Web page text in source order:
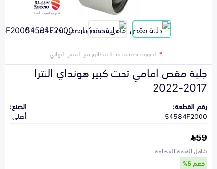
*الصورة توضيحية قد لا تتطابق مع المنتج النهائي
جلبة مقص امامي تحت كبير هونداي النترا
2017-2022
رقم القطعة:
54584F2000
الصنع:
أصلي
59
شامل القيمة المضافة
خصم 5%